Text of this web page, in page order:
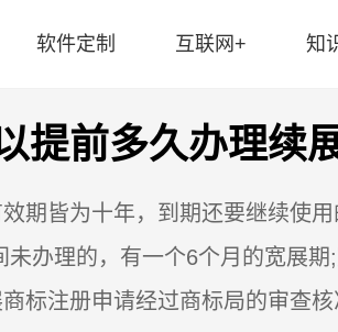
软件定制 互联网+ 知
提前多久办理续
期皆为十年，到期还要继续使
未办理的，有一个6个月的宽展
标注册申请经过商标局的审查